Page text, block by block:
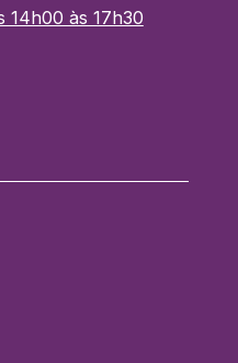
14h00 às 17h30